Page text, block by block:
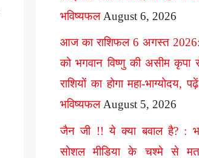
भविष्यफल August 6, 2026
आज का राशिफल 6 अगस्त 2026:
को भगवान विष्णु की असीम कृपा
राशियों का होगा महा-भाग्योदय,
भविष्यफल August 5, 2026
जैन जी !! ये क्या बवाल है? :
सोशल मीडिया के चश्मे से